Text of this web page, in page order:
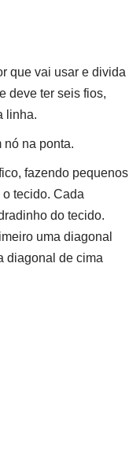
que vai usar e divida
deve ter seis fios,
linha.
nó na ponta.
fazendo pequenos
tecido. Cada
do tecido.
uma diagonal
diagonal de cima